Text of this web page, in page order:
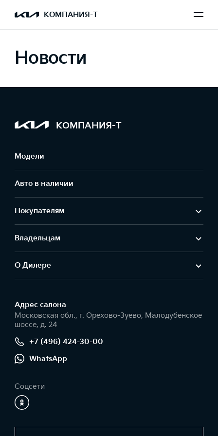
КОМПАНИЯ-Т
Новости
КОМПАНИЯ-Т
Модели
Авто в наличии
Покупателям
Владельцам
О Дилере
Адрес салонa
Московская обл., г. Орехово-Зуево, Малодубенское
шоссе, д. 24
+7 (496) 424-30-00
WhatsApp
Соцсети